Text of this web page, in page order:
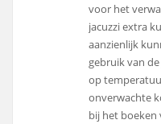
voor het
jacuzzi extra
aanzienlijk
gebruik van
op
onverwachte
bij het boeken